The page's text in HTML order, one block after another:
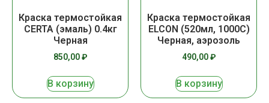
Краска термостойкая
CERTA (эмаль) 0.4кг
Черная
850,00₽
В корзину
Краска термостойкая
ELCON (520мл, 1000С)
Черная, аэрозоль
490,00₽
В корзину